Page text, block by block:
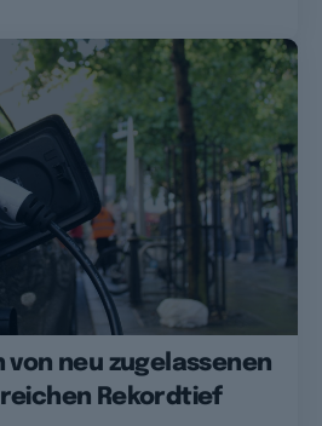
von neu zugelassenen
Rekordtief